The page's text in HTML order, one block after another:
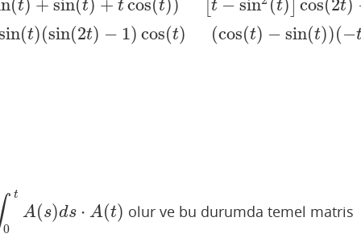
(t) + sin(t) + t cos(t))
(t)(sin(2t) − 1) cos(t)
t − sin (t) cos(2t)
(cos(t) − sin(t))(−
cos t 2 t sin ( sin( cos( ) [t 2 ]
∫ t
0
A(s)ds ⋅ A(t) olur ve bu durumda temel matris